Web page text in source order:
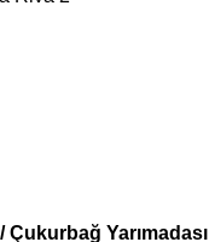
Yarımadası